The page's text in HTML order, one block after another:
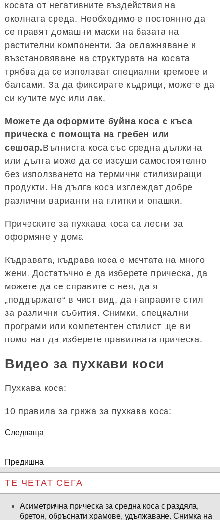
косата от негативните въздействия на
околната среда. Необходимо е постоянно да
се правят домашни маски на базата на
растителни компоненти. За овлажняване и
възстановяване на структурата на косата
трябва да се използват специални кремове и
балсами. За да фиксирате къдрици, можете да
си купите мус или лак.
Можете да оформите буйна коса с къса
прическа с помощта на гребен или
сешоар.Вълниста коса със средна дължина
или дълга може да се изсуши самостоятелно
без използването на термични стилизиращи
продукти. На дълга коса изглеждат добре
различни варианти на плитки и опашки.
Прическите за пухкава коса са лесни за
оформяне у дома
Къдравата, къдрава коса е мечтата на много
жени. Достатъчно е да изберете прическа, да
можете да се справите с нея, да я
„поддържате“ в чист вид, да направите стил
за различни събития. Снимки, специални
програми или компетентен стилист ще ви
помогнат да изберете правилната прическа.
Видео за пухкави коси
Пухкава коса:
10 правила за грижа за пухкава коса:
Следваща
Предишна
ТЕ ЧЕТАТ СЕГА
Асиметрична прическа за средна коса с раздяла,
бретон, обръснати храмове, удължаване. Снимка на